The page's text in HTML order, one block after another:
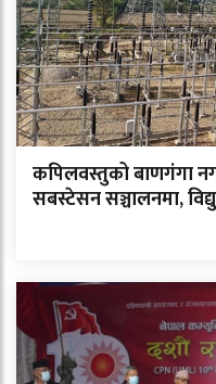
कपिलवस्तुको बाणगंगा
सबस्टेसन सञ्चालनमा,